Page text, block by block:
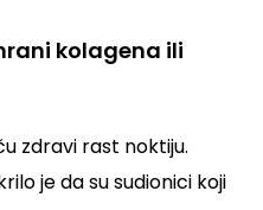
kolagena ili
zdravi rast noktiju.
je da su sudionici koji